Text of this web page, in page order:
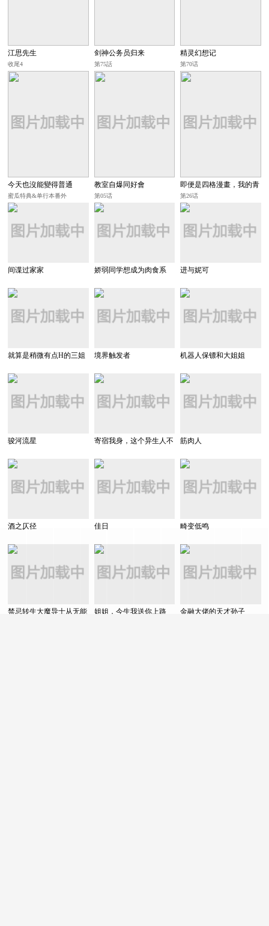
江思先生
收尾4
剑神公务员归来
第75話
精灵幻想记
第70话
今天也沒能變得普通
蜜瓜特典&单行本番外
教室自爆同好會
第05话
即便是四格漫畫，我的青
春戀愛物語依舊有問題
第26话
间谍过家家 娇弱同学想成为肉食系 进与妮可
就算是稍微有点H的三姐
境界触发者 机器人保镖和大姐姐
骏河流星
寄宿我身，这个异生人不
筋肉人
酒之仄径 佳日 畸变低鸣
禁忌转生大魔导士从无能
姐姐，今生我送你上路 金融大佬的天才孙子